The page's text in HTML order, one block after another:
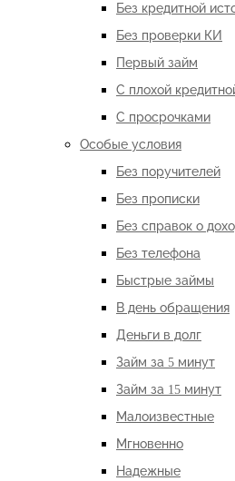
Без кредитной
Без проверки КИ
Первый займ
С плохой
С просрочками
Особые условия
Без поручителей
Без прописки
Без справок о
Без телефона
Быстрые займы
В день обращения
Деньги в долг
Займ за 5 минут
Займ за 15 минут
Малоизвестные
Мгновенно
Надежные